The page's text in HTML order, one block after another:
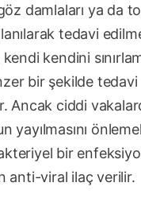
damlaları ya da
tedavi
kendini
bir şekilde tedavi
Ancak ciddi
yayılmasını
bir enfeksiyon
anti-viral ilaç verilir.